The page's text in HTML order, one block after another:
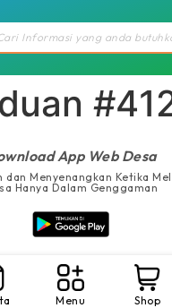
App Web Desa
dan Menyenangkan Ketika
Hanya Dalam Genggaman
Menu Shop